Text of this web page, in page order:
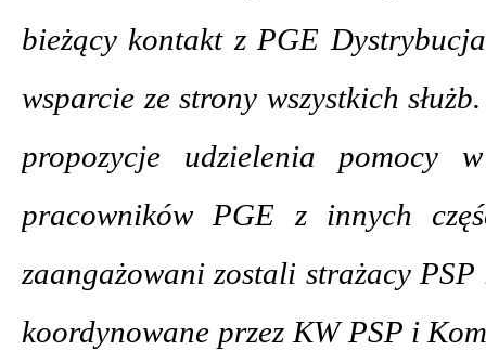
bieżący kontakt z PGE
wsparcie ze strony wszystkich
propozycje udzielenia pomocy
pracowników PGE z innych
zaangażowani zostali strażacy PSP
koordynowane przez KW PSP i